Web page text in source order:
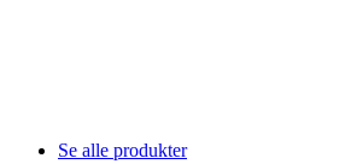
Se alle produkter